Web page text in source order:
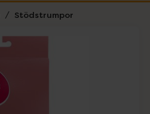
Stödstrumpor